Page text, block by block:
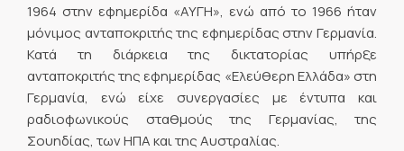
1964 στην εφημερίδα «ΑΥΓΗ», ενώ από το 1966 ήταν
μόνιμος ανταποκριτής της εφημερίδας στην Γερμανία.
Κατά τη διάρκεια της δικτατορίας υπήρξε
ανταποκριτής της εφημερίδας «Ελεύθερη Ελλάδα» στη
Γερμανία, ενώ είχε συνεργασίες με έντυπα και
ραδιοφωνικούς σταθμούς της Γερμανίας, της
Σουηδίας, των ΗΠΑ και της Αυστραλίας.